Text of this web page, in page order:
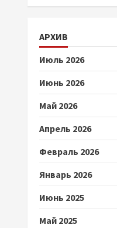
АРХИВ
Июль 2026
Июнь 2026
Май 2026
Апрель 2026
Февраль 2026
Январь 2026
Июнь 2025
Май 2025